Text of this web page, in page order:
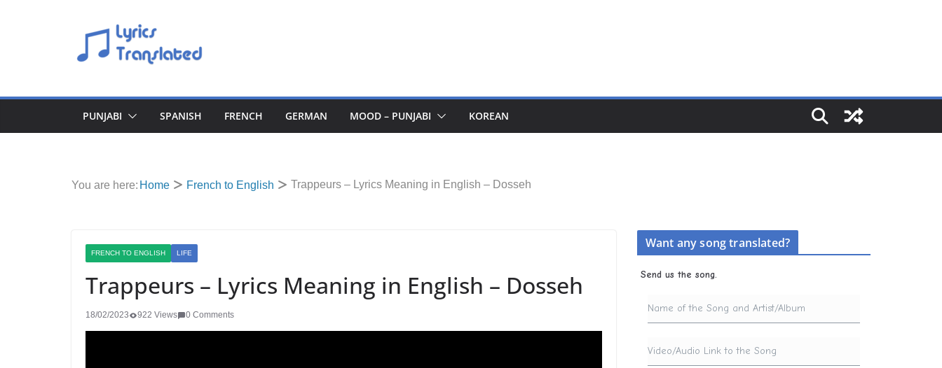
PUNJABI SPANISH FRENCH GERMAN MOOD – PUNJABI KOREAN
You are here: Home French to English Trappeurs – Lyrics Meaning in English – Dosseh
FRENCH TO ENGLISH LIFE
Trappeurs – Lyrics Meaning in English – Dosseh
18/02/2023 922 Views 0 Comments
Want any song translated?
Send us the song.